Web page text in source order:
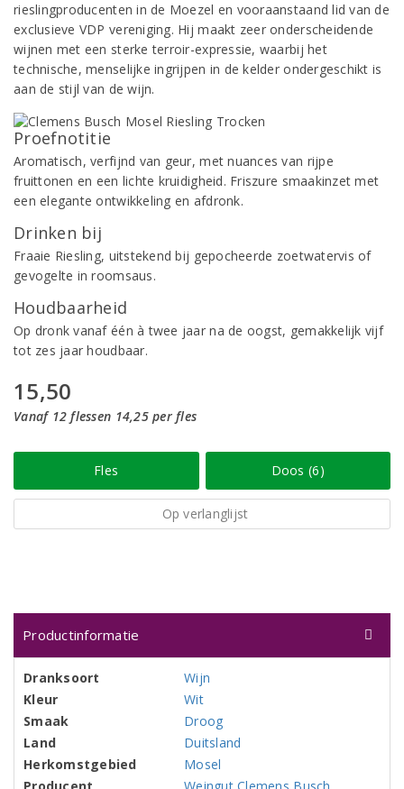
rieslingproducenten in de Moezel en vooraanstaand lid van de
exclusieve VDP vereniging. Hij maakt zeer onderscheidende
wijnen met een sterke terroir-expressie, waarbij het
technische, menselijke ingrijpen in de kelder ondergeschikt is
aan de stijl van de wijn.
Proefnotitie
Aromatisch, verfijnd van geur, met nuances van rijpe
fruittonen en een lichte kruidigheid. Friszure smaakinzet met
een elegante ontwikkeling en afdronk.
Drinken bij
Fraaie Riesling, uitstekend bij gepocheerde zoetwatervis of
gevogelte in roomsaus.
Houdbaarheid
Op dronk vanaf één à twee jaar na de oogst, gemakkelijk vijf
tot zes jaar houdbaar.
15,50
Vanaf 12 flessen 14,25 per fles
Fles Doos (6)
Op verlanglijst
Productinformatie
Dranksoort
Wijn
Kleur
Wit
Smaak
Droog
Land
Duitsland
Herkomstgebied
Mosel